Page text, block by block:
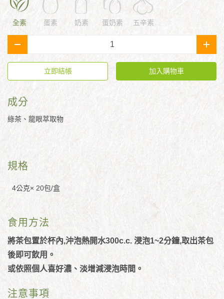
全素 蛋素 奶素 蛋奶素 五辛素
- +
立即結帳 加入購物車
成分
綠茶、龍眼萃取物
規格
4公克× 20包/盒
食用方法
將茶包置於杯內,沖泡熱開水300c.c. 浸泡1~2分鐘,取出茶包
後即可飲用。
或依照個人喜好濃、淡增減浸泡時間。
注意事項